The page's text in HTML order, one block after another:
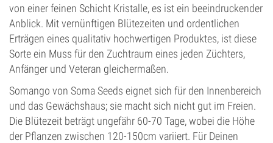
von einer feinen Schicht Kristalle, es ist ein beeindruckender
Anblick. Mit vernünftigen Blütezeiten und ordentlichen
Erträgen eines qualitativ hochwertigen Produktes, ist diese
Sorte ein Muss für den Zuchtraum eines jeden Züchters,
Anfänger und Veteran gleichermaßen.
Somango von Soma Seeds eignet sich für den Innenbereich
und das Gewächshaus; sie macht sich nicht gut im Freien.
Die Blütezeit beträgt ungefähr 60-70 Tage, wobei die Höhe
der Pflanzen zwischen 120-150cm variiert. Für Deinen